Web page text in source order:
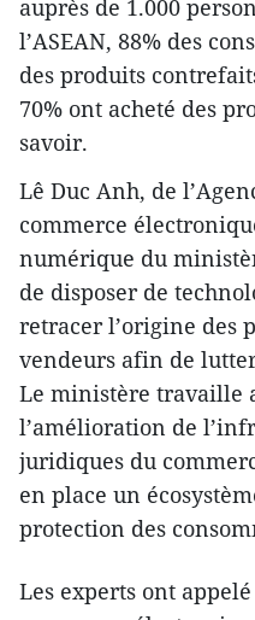
auprès de 1.000
l’ASEAN, 88% des
des produits
70% ont acheté des
savoir.
Lê Duc Anh, de
commerce
numérique du
de disposer de
retracer l’origine des
vendeurs afin de
Le ministère travaille
l’amélioration de
juridiques du
en place un
protection des
Les experts ont